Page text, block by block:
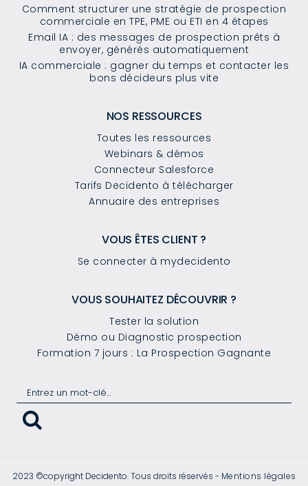
Comment structurer une stratégie de prospection
commerciale en TPE, PME ou ETI en 4 étapes
Email IA : des messages de prospection prêts à
envoyer, générés automatiquement
IA commerciale : gagner du temps et contacter les
bons décideurs plus vite
NOS RESSOURCES
Toutes les ressources
Webinars & démos
Connecteur Salesforce
Tarifs Decidento à télécharger
Annuaire des entreprises
VOUS ÊTES CLIENT ?
Se connecter à mydecidento
VOUS SOUHAITEZ DÉCOUVRIR ?
Tester la solution
Démo ou Diagnostic prospection
Formation 7 jours : La Prospection Gagnante
2023 ©copyright Decidento. Tous droits réservés - Mentions légales